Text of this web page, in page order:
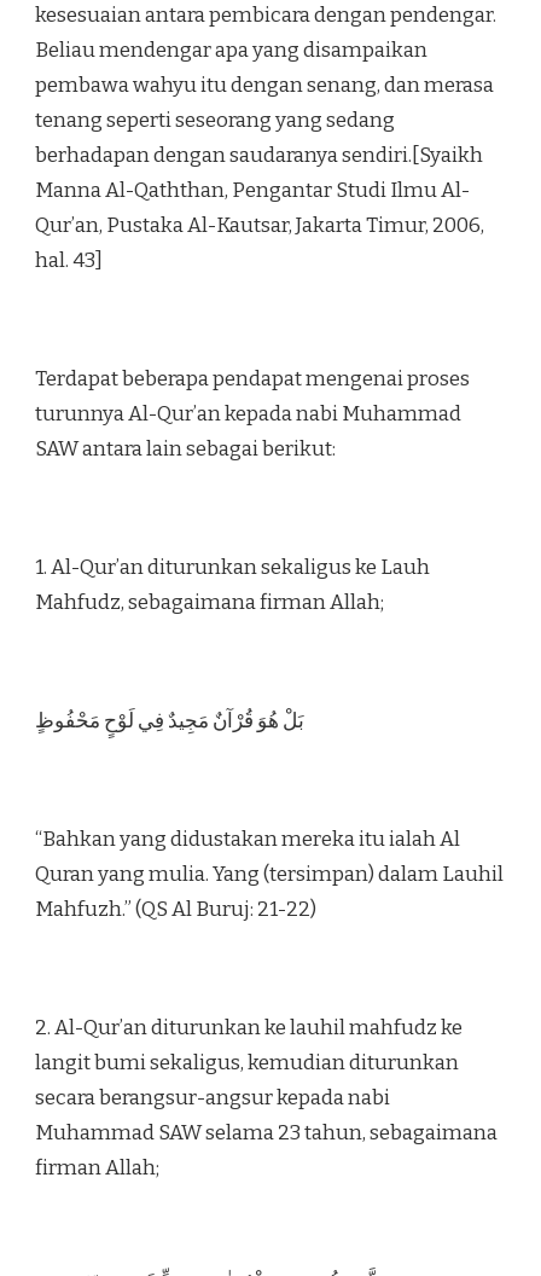
kesesuaian antara pembicara dengan pendengar.
Beliau mendengar apa yang disampaikan
pembawa wahyu itu dengan senang, dan merasa
tenang seperti seseorang yang sedang
berhadapan dengan saudaranya sendiri.[Syaikh
Manna Al-Qaththan, Pengantar Studi Ilmu Al-
Qur’an, Pustaka Al-Kautsar, Jakarta Timur, 2006,
hal. 43]
Terdapat beberapa pendapat mengenai proses
turunnya Al-Qur’an kepada nabi Muhammad
SAW antara lain sebagai berikut:
1. Al-Qur’an diturunkan sekaligus ke Lauh
Mahfudz, sebagaimana firman Allah;
بَلْ هُوَ قُرْآنٌ مَجِيدٌ فِي لَوْحٍ مَحْفُوظٍ
“Bahkan yang didustakan mereka itu ialah Al
Quran yang mulia. Yang (tersimpan) dalam Lauhil
Mahfuzh.” (QS Al Buruj: 21-22)
2. Al-Qur’an diturunkan ke lauhil mahfudz ke
langit bumi sekaligus, kemudian diturunkan
secara berangsur-angsur kepada nabi
Muhammad SAW selama 23 tahun, sebagaimana
firman Allah;